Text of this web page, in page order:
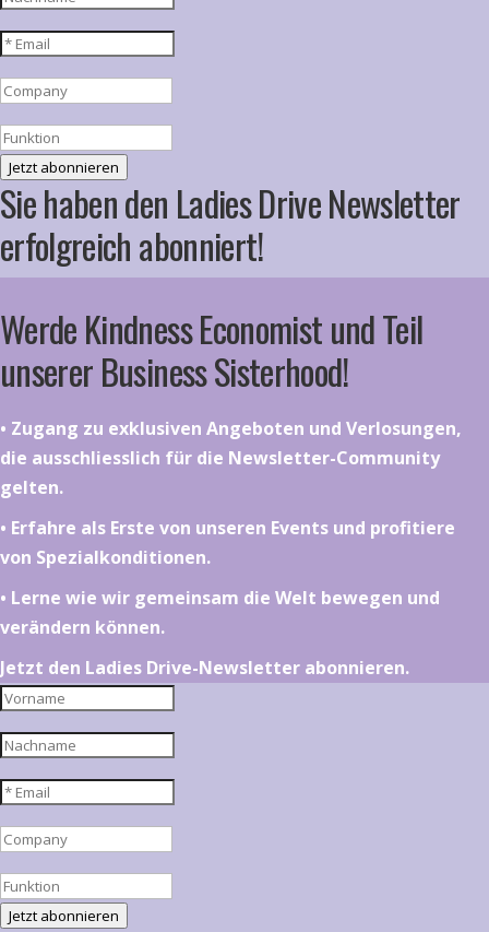
Jetzt abonnieren
Sie haben den Ladies Drive Newsletter
erfolgreich abonniert!
Werde Kindness Economist und Teil
unserer Business Sisterhood!
•⁠ ⁠⁠Zugang zu exklusiven Angeboten und Verlosungen,
die ausschliesslich für die Newsletter-Community
gelten.
•⁠ ⁠⁠Erfahre als Erste von unseren Events und profitiere
von Spezialkonditionen.
•⁠ ⁠⁠Lerne wie wir gemeinsam die Welt bewegen und
verändern können.
Jetzt den Ladies Drive-Newsletter abonnieren.
Jetzt abonnieren